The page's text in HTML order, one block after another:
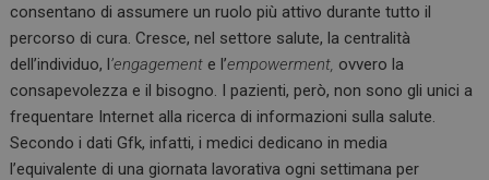
consentano di assumere un ruolo più attivo durante tutto il
percorso di cura. Cresce, nel settore salute, la centralità
dell’individuo, l’engagemente l’empowerment, ovvero la
consapevolezza e il bisogno. I pazienti, però, non sono gli unici a
frequentare Internet alla ricerca di informazioni sulla salute.
Secondo i dati Gfk, infatti, i medici dedicano in media
l’equivalente di una giornata lavorativa ogni settimana per